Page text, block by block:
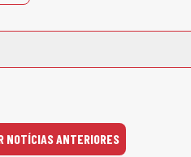
NOTÍCIAS ANTERIORES